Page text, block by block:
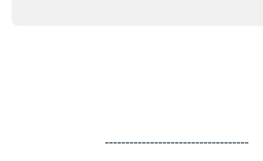
-----------------------------------